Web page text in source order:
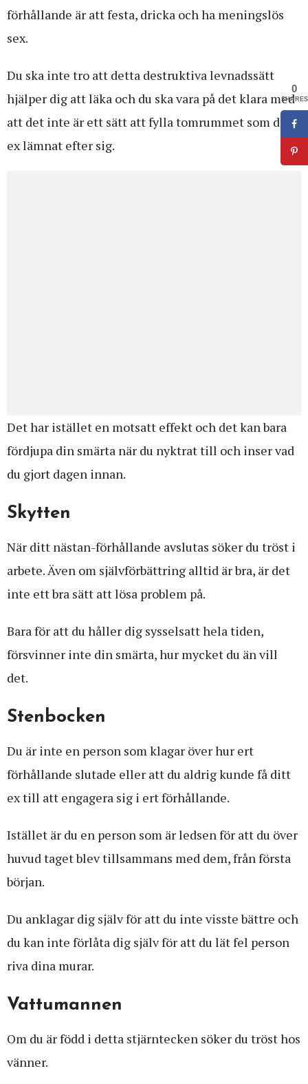
förhållande är att festa, dricka och ha meningslös
sex.
Du ska inte tro att detta destruktiva levnadssätt
hjälper dig att läka och du ska vara på det klara med
att det inte är ett sätt att fylla tomrummet som ditt
ex lämnat efter sig.
Det har istället en motsatt effekt och det kan bara
fördjupa din smärta när du nyktrat till och inser vad
du gjort dagen innan.
Skytten
När ditt nästan-förhållande avslutas söker du tröst i
arbete. Även om självförbättring alltid är bra, är det
inte ett bra sätt att lösa problem på.
Bara för att du håller dig sysselsatt hela tiden,
försvinner inte din smärta, hur mycket du än vill
det.
Stenbocken
Du är inte en person som klagar över hur ert
förhållande slutade eller att du aldrig kunde få ditt
ex till att engagera sig i ert förhållande.
Istället är du en person som är ledsen för att du över
huvud taget blev tillsammans med dem, från första
början.
Du anklagar dig själv för att du inte visste bättre och
du kan inte förlåta dig själv för att du lät fel person
riva dina murar.
Vattumannen
Om du är född i detta stjärntecken söker du tröst hos
vänner.
0
SHARES